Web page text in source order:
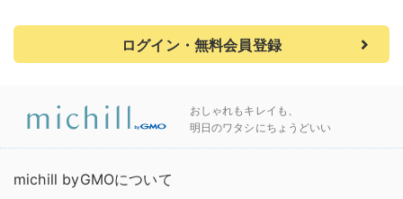
ログイン・無料会員登録
おしゃれもキレイも、
明日のワタシにちょうどいい
michill byGMOについて